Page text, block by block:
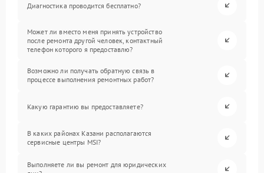
Диагностика проводится бесплатно?
Может ли вместо меня принять устройство
после ремонта другой человек, контактный
телефон которого я предоставлю?
Возможно ли получать обратную связь в
процессе выполнения ремонтных работ?
Какую гарантию вы предоставляете?
В каких районах Казани располагаются
сервисные центры MSI?
Выполняете ли вы ремонт для юридических